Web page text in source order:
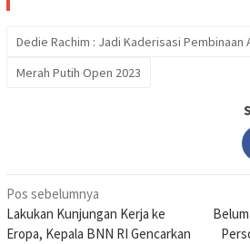
Dedie Rachim : Jadi Kaderisasi Pembinaan
Merah Putih Open 2023
Navigasi
pos
Pos sebelumnya
Lakukan Kunjungan Kerja ke
Eropa, Kepala BNN RI Gencarkan